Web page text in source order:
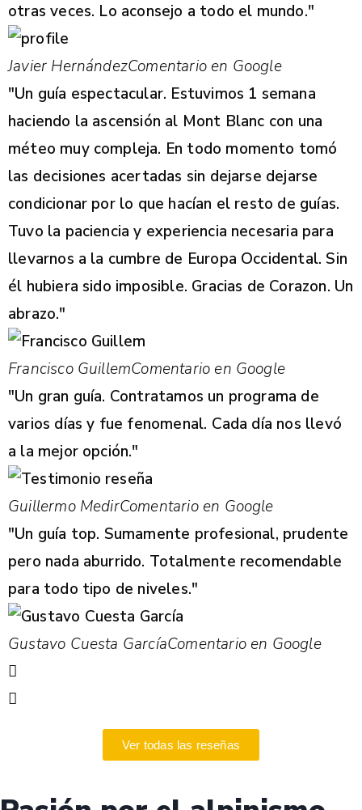
otras veces. Lo aconsejo a todo el mundo."
Javier HernándezComentario en Google
"Un guía espectacular. Estuvimos 1 semana
haciendo la ascensión al Mont Blanc con una
méteo muy compleja. En todo momento tomó
las decisiones acertadas sin dejarse dejarse
condicionar por lo que hacían el resto de guías.
Tuvo la paciencia y experiencia necesaria para
llevarnos a la cumbre de Europa Occidental. Sin
él hubiera sido imposible. Gracias de Corazon. Un
abrazo."
Francisco GuillemComentario en Google
"Un gran guía. Contratamos un programa de
varios días y fue fenomenal. Cada día nos llevó
a la mejor opción."
Guillermo MedirComentario en Google
"Un guía top. Sumamente profesional, prudente
pero nada aburrido. Totalmente recomendable
para todo tipo de niveles."
Gustavo Cuesta GarcíaComentario en Google
Ver todas las reseñas